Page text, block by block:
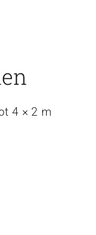
4 × 2 m